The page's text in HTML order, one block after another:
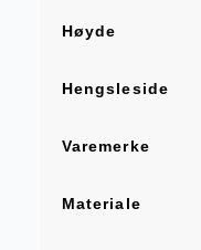
Høyde
Hengsleside
Varemerke
Materiale